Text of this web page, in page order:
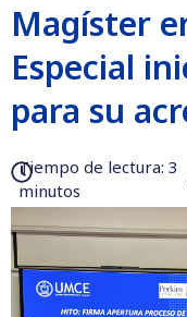
Magíster
Especial
para su
Tiempo de lectura:‎ 3
minutos